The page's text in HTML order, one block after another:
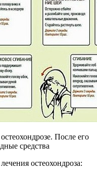
После его
средства
остеохондроза: